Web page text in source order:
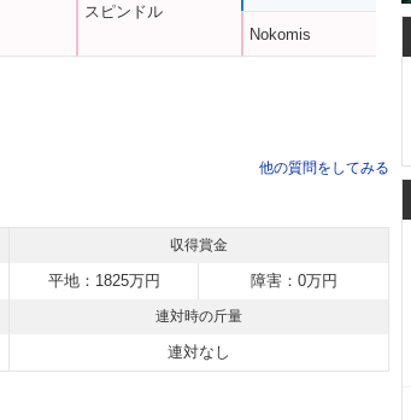
スピンドル
Nokomis
他の質問をしてみる
収得賞金
平地：1825万円 障害：0万円
連対時の斤量
連対なし